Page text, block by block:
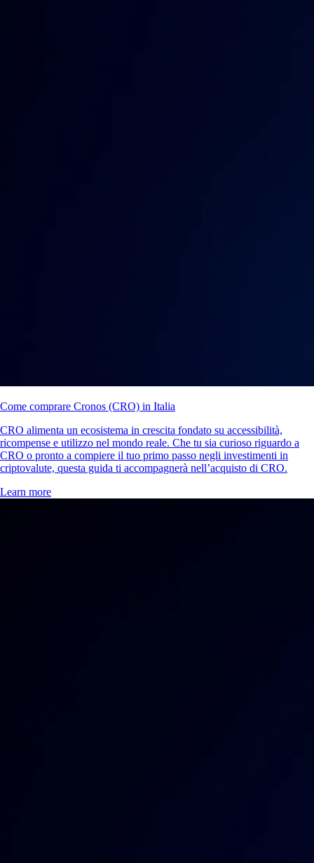
Come comprare Cronos (CRO) in Italia
CRO alimenta un ecosistema in crescita fondato su accessibilità,
ricompense e utilizzo nel mondo reale. Che tu sia curioso riguardo a
CRO o pronto a compiere il tuo primo passo negli investimenti in
criptovalute, questa guida ti accompagnerà nell’acquisto di CRO.
Learn more